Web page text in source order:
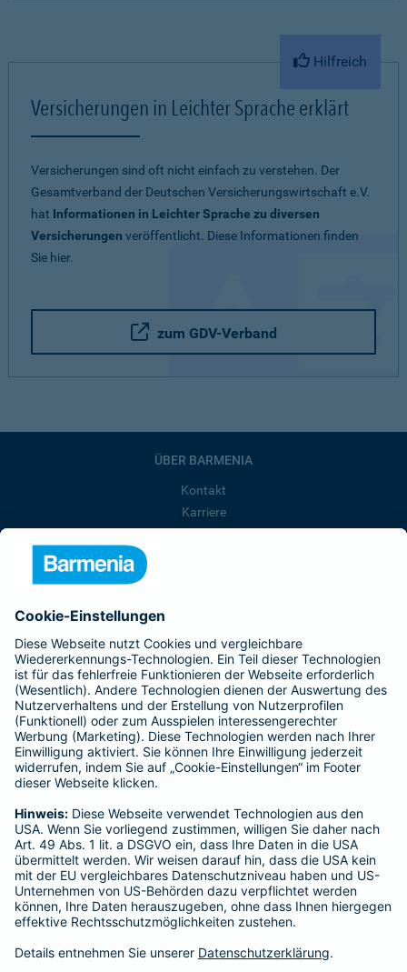
Hilfreich
Versicherungen in Leichter Sprache erklärt
Versicherungen sind oft nicht einfach zu verstehen. Der
Gesamtverband der Deutschen Versicherungswirtschaft e.V.
hat Informationen in Leichter Sprache zu diversen
Versicherungen veröffentlicht. Diese Informationen finden
Sie hier.
zum GDV-Verband
ÜBER BARMENIA
Kontakt
Karriere
Barmenia ist Teil der BarmeniaGothaer
BELIEBTE SEITEN
Kranken-Zusatzversicherung
Tierversicherungen
Haftpflichtversicherung
Hausratversicherung
Adresse ändern
Schaden melden
Kilometerstandsmeldung
Serviceübersicht